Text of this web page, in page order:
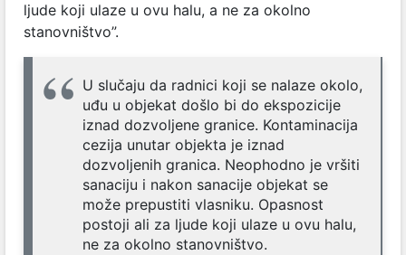
ljude koji ulaze u ovu halu, a ne za okolno
stanovništvo”.
U slučaju da radnici koji se nalaze okolo,
uđu u objekat došlo bi do ekspozicije
iznad dozvoljene granice. Kontaminacija
cezija unutar objekta je iznad
dozvoljenih granica. Neophodno je vršiti
sanaciju i nakon sanacije objekat se
može prepustiti vlasniku. Opasnost
postoji ali za ljude koji ulaze u ovu halu,
ne za okolno stanovništvo.